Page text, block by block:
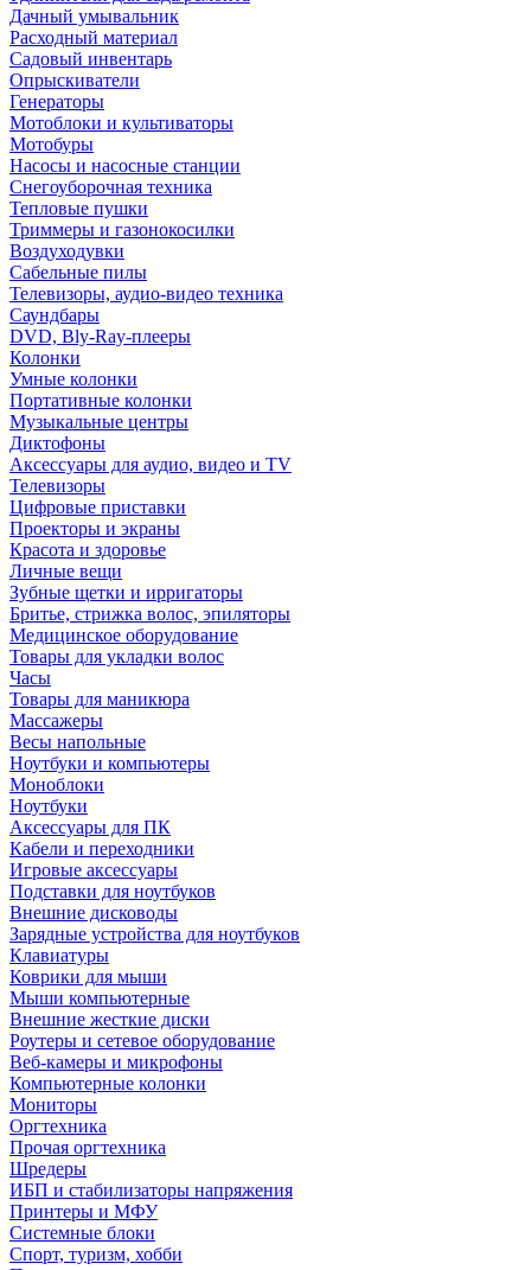
Дачный умывальник
Расходный материал
Садовый инвентарь
Опрыскиватели
Генераторы
Мотоблоки и культиваторы
Мотобуры
Насосы и насосные станции
Снегоуборочная техника
Тепловые пушки
Триммеры и газонокосилки
Воздуходувки
Сабельные пилы
Телевизоры, аудио-видео техника
Саундбары
DVD, Bly-Ray-плееры
Колонки
Умные колонки
Портативные колонки
Музыкальные центры
Диктофоны
Аксессуары для аудио, видео и TV
Телевизоры
Цифровые приставки
Проекторы и экраны
Красота и здоровье
Личные вещи
Зубные щетки и ирригаторы
Бритье, стрижка волос, эпиляторы
Медицинское оборудование
Товары для укладки волос
Часы
Товары для маникюра
Массажеры
Весы напольные
Ноутбуки и компьютеры
Моноблоки
Ноутбуки
Аксессуары для ПК
Кабели и переходники
Игровые аксессуары
Подставки для ноутбуков
Внешние дисководы
Зарядные устройства для ноутбуков
Клавиатуры
Коврики для мыши
Мыши компьютерные
Внешние жесткие диски
Роутеры и сетевое оборудование
Веб-камеры и микрофоны
Компьютерные колонки
Мониторы
Оргтехника
Прочая оргтехника
Шредеры
ИБП и стабилизаторы напряжения
Принтеры и МФУ
Системные блоки
Спорт, туризм, хобби